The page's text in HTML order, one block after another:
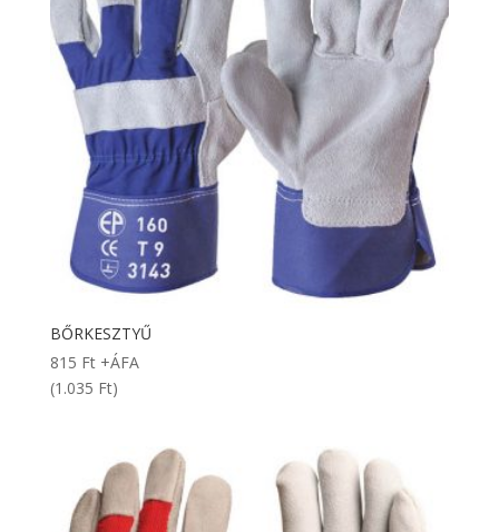
BŐRKESZTYŰ
815 Ft +ÁFA
(1.035 Ft)